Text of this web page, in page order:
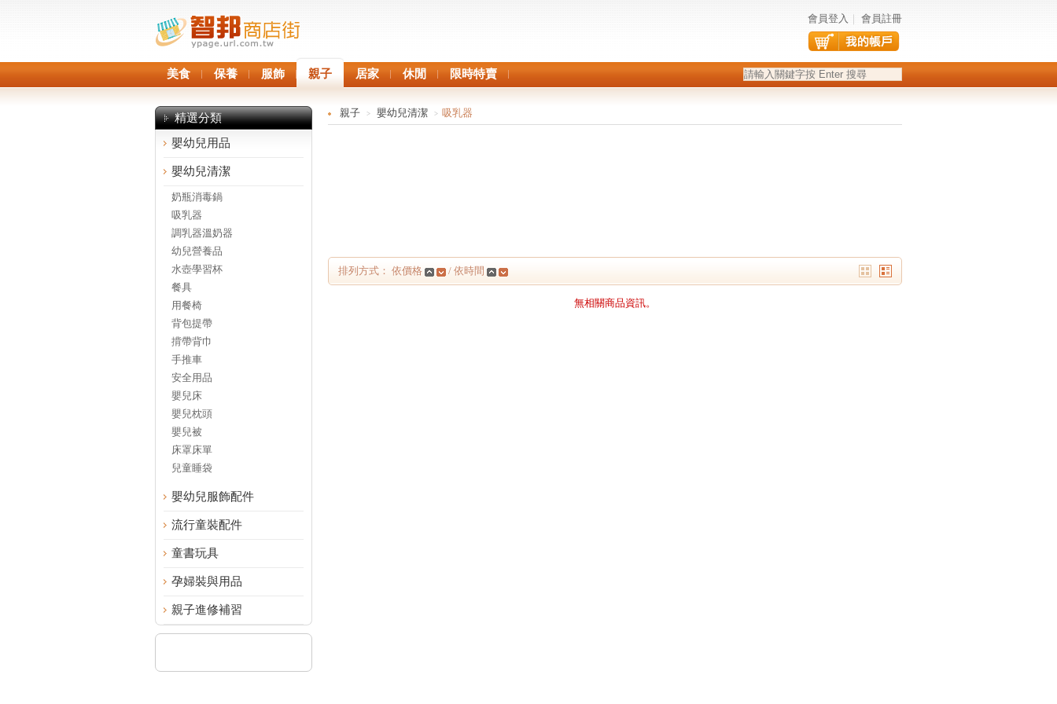
美食 保養 服飾 親子 居家 休閒 限時特賣
會員登入 會員註冊
精選分類
嬰幼兒用品
嬰幼兒清潔
奶瓶消毒鍋
吸乳器
調乳器溫奶器
幼兒營養品
水壺學習杯
餐具
用餐椅
背包提帶
揹帶背巾
手推車
安全用品
嬰兒床
嬰兒枕頭
嬰兒被
床罩床單
兒童睡袋
嬰幼兒服飾配件
流行童裝配件
童書玩具
孕婦裝與用品
親子進修補習
親子 > 嬰幼兒清潔 > 吸乳器
排列方式： 依價格 / 依時間
無相關商品資訊。